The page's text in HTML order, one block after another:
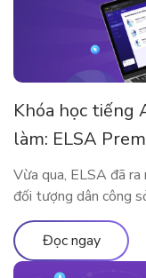
Khóa học tiếng
làm: ELSA
Vừa qua, ELSA đã
đối tượng dân công
gì? Vì sao ELSA
cùng tìm hiểu qua bài
Đọc ngay